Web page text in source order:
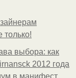
только!
выбора: как
2012 года
в манифест